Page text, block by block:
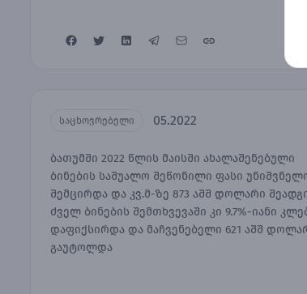
საცხოვრებელი 05.2022
ბათუმში 2022 წლის მაისში ახალაშენებული
ბინების საშუალო შეწონილი ფასი
შემცირდა და კვ.მ-ზე 873 აშშ დოლარი
ძველ ბინების შემთხვევაში კი 9.7%-იანი
დაფიქსირდა და მაჩვენებელი 621 აშშ
გაუტოლდა